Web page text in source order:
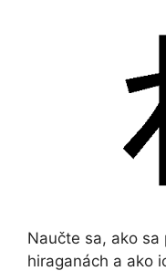
Naučte sa, ako sa
hiraganách a ako